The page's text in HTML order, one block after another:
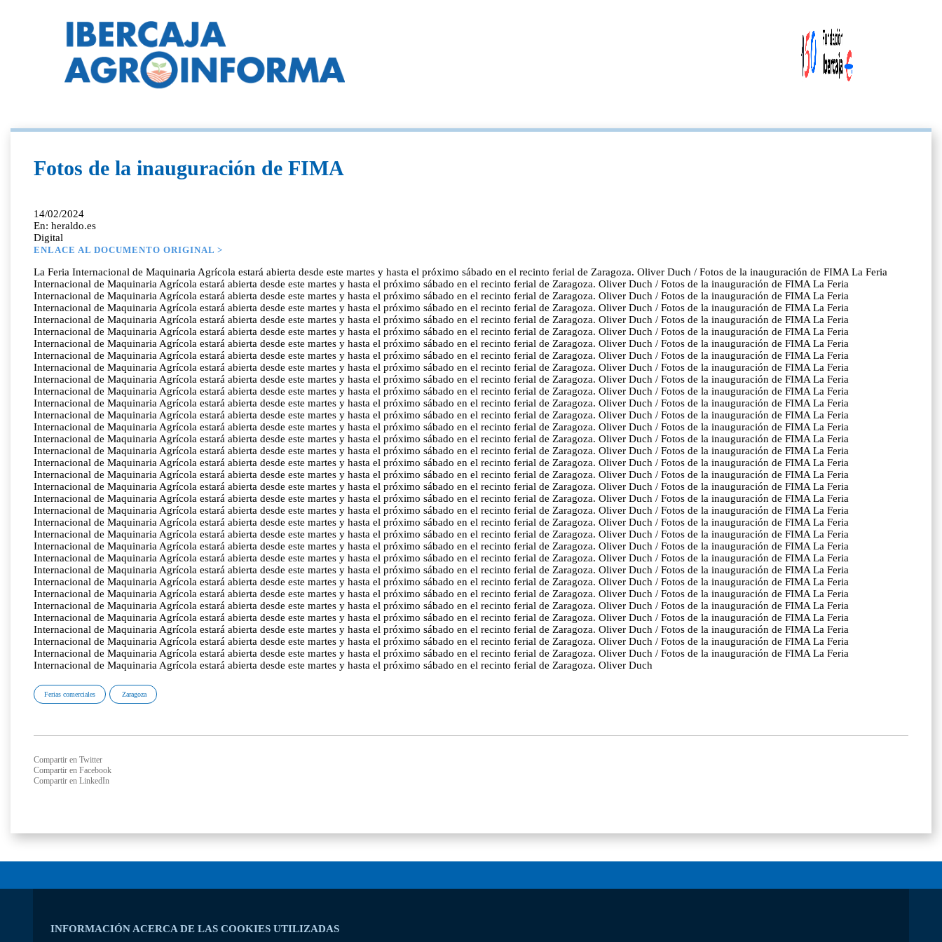
INFORMACIÓN ACERCA DE LAS COOKIES UTILIZADAS
Fotos de la inauguración de FIMA
14/02/2024
En: heraldo.es
Digital
ENLACE AL DOCUMENTO ORIGINAL >
La Feria Internacional de Maquinaria Agrícola estará abierta desde este martes y hasta el próximo sábado en el recinto ferial de Zaragoza. Oliver Duch / Fotos de la inauguración de FIMA La Feria
Internacional de Maquinaria Agrícola estará abierta desde este martes y hasta el próximo sábado en el recinto ferial de Zaragoza. Oliver Duch / Fotos de la inauguración de FIMA La Feria
Internacional de Maquinaria Agrícola estará abierta desde este martes y hasta el próximo sábado en el recinto ferial de Zaragoza. Oliver Duch / Fotos de la inauguración de FIMA La Feria
Internacional de Maquinaria Agrícola estará abierta desde este martes y hasta el próximo sábado en el recinto ferial de Zaragoza. Oliver Duch / Fotos de la inauguración de FIMA La Feria
Internacional de Maquinaria Agrícola estará abierta desde este martes y hasta el próximo sábado en el recinto ferial de Zaragoza. Oliver Duch / Fotos de la inauguración de FIMA La Feria
Internacional de Maquinaria Agrícola estará abierta desde este martes y hasta el próximo sábado en el recinto ferial de Zaragoza. Oliver Duch / Fotos de la inauguración de FIMA La Feria
Internacional de Maquinaria Agrícola estará abierta desde este martes y hasta el próximo sábado en el recinto ferial de Zaragoza. Oliver Duch / Fotos de la inauguración de FIMA La Feria
Internacional de Maquinaria Agrícola estará abierta desde este martes y hasta el próximo sábado en el recinto ferial de Zaragoza. Oliver Duch / Fotos de la inauguración de FIMA La Feria
Internacional de Maquinaria Agrícola estará abierta desde este martes y hasta el próximo sábado en el recinto ferial de Zaragoza. Oliver Duch / Fotos de la inauguración de FIMA La Feria
Internacional de Maquinaria Agrícola estará abierta desde este martes y hasta el próximo sábado en el recinto ferial de Zaragoza. Oliver Duch / Fotos de la inauguración de FIMA La Feria
Internacional de Maquinaria Agrícola estará abierta desde este martes y hasta el próximo sábado en el recinto ferial de Zaragoza. Oliver Duch / Fotos de la inauguración de FIMA La Feria
Internacional de Maquinaria Agrícola estará abierta desde este martes y hasta el próximo sábado en el recinto ferial de Zaragoza. Oliver Duch / Fotos de la inauguración de FIMA La Feria
Internacional de Maquinaria Agrícola estará abierta desde este martes y hasta el próximo sábado en el recinto ferial de Zaragoza. Oliver Duch / Fotos de la inauguración de FIMA La Feria
Internacional de Maquinaria Agrícola estará abierta desde este martes y hasta el próximo sábado en el recinto ferial de Zaragoza. Oliver Duch / Fotos de la inauguración de FIMA La Feria
Internacional de Maquinaria Agrícola estará abierta desde este martes y hasta el próximo sábado en el recinto ferial de Zaragoza. Oliver Duch / Fotos de la inauguración de FIMA La Feria
Internacional de Maquinaria Agrícola estará abierta desde este martes y hasta el próximo sábado en el recinto ferial de Zaragoza. Oliver Duch / Fotos de la inauguración de FIMA La Feria
Internacional de Maquinaria Agrícola estará abierta desde este martes y hasta el próximo sábado en el recinto ferial de Zaragoza. Oliver Duch / Fotos de la inauguración de FIMA La Feria
Internacional de Maquinaria Agrícola estará abierta desde este martes y hasta el próximo sábado en el recinto ferial de Zaragoza. Oliver Duch / Fotos de la inauguración de FIMA La Feria
Internacional de Maquinaria Agrícola estará abierta desde este martes y hasta el próximo sábado en el recinto ferial de Zaragoza. Oliver Duch / Fotos de la inauguración de FIMA La Feria
Internacional de Maquinaria Agrícola estará abierta desde este martes y hasta el próximo sábado en el recinto ferial de Zaragoza. Oliver Duch / Fotos de la inauguración de FIMA La Feria
Internacional de Maquinaria Agrícola estará abierta desde este martes y hasta el próximo sábado en el recinto ferial de Zaragoza. Oliver Duch / Fotos de la inauguración de FIMA La Feria
Internacional de Maquinaria Agrícola estará abierta desde este martes y hasta el próximo sábado en el recinto ferial de Zaragoza. Oliver Duch / Fotos de la inauguración de FIMA La Feria
Internacional de Maquinaria Agrícola estará abierta desde este martes y hasta el próximo sábado en el recinto ferial de Zaragoza. Oliver Duch / Fotos de la inauguración de FIMA La Feria
Internacional de Maquinaria Agrícola estará abierta desde este martes y hasta el próximo sábado en el recinto ferial de Zaragoza. Oliver Duch / Fotos de la inauguración de FIMA La Feria
Internacional de Maquinaria Agrícola estará abierta desde este martes y hasta el próximo sábado en el recinto ferial de Zaragoza. Oliver Duch / Fotos de la inauguración de FIMA La Feria
Internacional de Maquinaria Agrícola estará abierta desde este martes y hasta el próximo sábado en el recinto ferial de Zaragoza. Oliver Duch / Fotos de la inauguración de FIMA La Feria
Internacional de Maquinaria Agrícola estará abierta desde este martes y hasta el próximo sábado en el recinto ferial de Zaragoza. Oliver Duch / Fotos de la inauguración de FIMA La Feria
Internacional de Maquinaria Agrícola estará abierta desde este martes y hasta el próximo sábado en el recinto ferial de Zaragoza. Oliver Duch / Fotos de la inauguración de FIMA La Feria
Internacional de Maquinaria Agrícola estará abierta desde este martes y hasta el próximo sábado en el recinto ferial de Zaragoza. Oliver Duch / Fotos de la inauguración de FIMA La Feria
Internacional de Maquinaria Agrícola estará abierta desde este martes y hasta el próximo sábado en el recinto ferial de Zaragoza. Oliver Duch / Fotos de la inauguración de FIMA La Feria
Internacional de Maquinaria Agrícola estará abierta desde este martes y hasta el próximo sábado en el recinto ferial de Zaragoza. Oliver Duch / Fotos de la inauguración de FIMA La Feria
Internacional de Maquinaria Agrícola estará abierta desde este martes y hasta el próximo sábado en el recinto ferial de Zaragoza. Oliver Duch / Fotos de la inauguración de FIMA La Feria
Internacional de Maquinaria Agrícola estará abierta desde este martes y hasta el próximo sábado en el recinto ferial de Zaragoza. Oliver Duch / Fotos de la inauguración de FIMA La Feria
Internacional de Maquinaria Agrícola estará abierta desde este martes y hasta el próximo sábado en el recinto ferial de Zaragoza. Oliver Duch
Ferias comerciales Zaragoza
Compartir en Twitter
Compartir en Facebook
Compartir en LinkedIn